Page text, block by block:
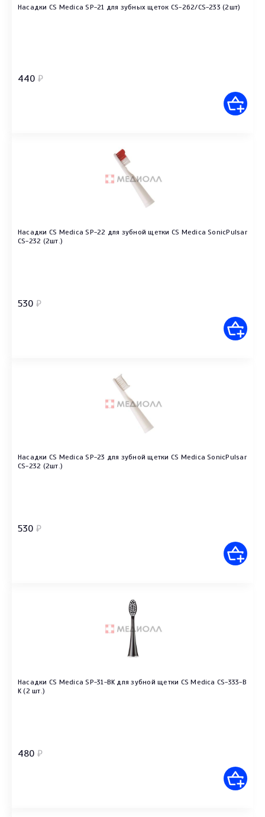
Насадки CS Medica SP-21 для зубных щеток CS-262/CS-233 (2шт)
440 ₽
Насадки CS Medica SP-22 для зубной щетки CS Medica SonicPulsar
CS-232 (2шт.)
530 ₽
Насадки CS Medica SP-23 для зубной щетки CS Medica SonicPulsar
CS-232 (2шт.)
530 ₽
Насадки CS Medica SP-31-BK для зубной щетки CS Medica CS-333-B
K (2 шт.)
480 ₽